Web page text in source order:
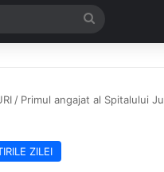
/ Primul angajat al Spitalului
ZILEI